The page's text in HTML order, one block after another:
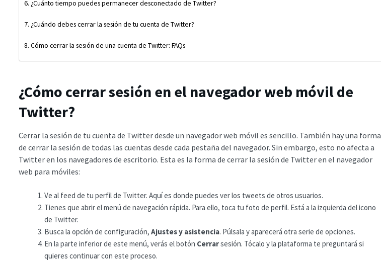
¿Cuánto tiempo puedes permanecer desconectado de Twitter?
¿Cuándo debes cerrar la sesión de tu cuenta de Twitter?
Cómo cerrar la sesión de una cuenta de Twitter: FAQs
¿Cómo cerrar sesión en el navegador web móvil de
Twitter?
Cerrar la sesión de tu cuenta de Twitter desde un navegador web móvil es sencillo. También hay una forma
de cerrar la sesión de todas las cuentas desde cada pestaña del navegador. Sin embargo, esto no afecta a
Twitter en los navegadores de escritorio. Esta es la forma de cerrar la sesión de Twitter en el navegador
web para móviles:
Ve al feed de tu perfil de Twitter. Aquí es donde puedes ver los tweets de otros usuarios.
Tienes que abrir el menú de navegación rápida. Para ello, toca tu foto de perfil. Está a la izquierda del icono
de Twitter.
Busca la opción de configuración, Ajustes y asistencia. Púlsala y aparecerá otra serie de opciones.
En la parte inferior de este menú, verás el botón Cerrarsesión. Tócalo y la plataforma te preguntará si
quieres continuar con este proceso.